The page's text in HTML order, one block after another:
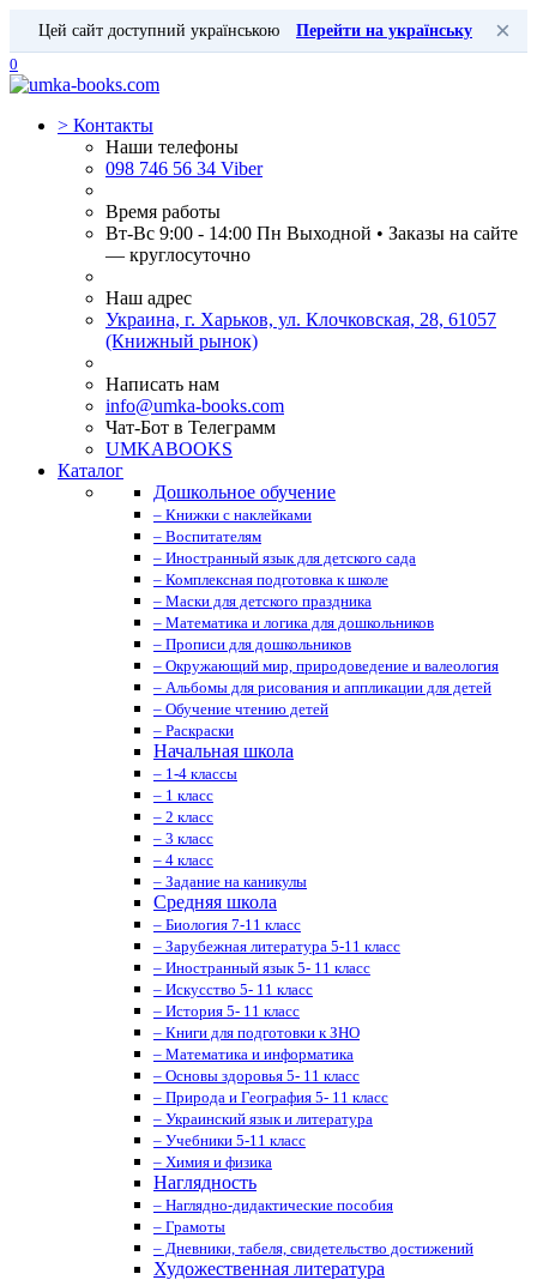
Цей сайт доступний українською Перейти на українську ×
0
> Контакты
Наши телефоны
098 746 56 34 Viber
Время работы
Вт-Вс 9:00 - 14:00 Пн Выходной • Заказы на сайте
— круглосуточно
Наш адрес
Украина, г. Харьков, ул. Клочковская, 28, 61057
(Книжный рынок)
Написать нам
info@umka-books.com
Чат-Бот в Телеграмм
UMKABOOKS
Каталог
Дошкольное обучение
– Книжки с наклейками
– Воспитателям
– Иностранный язык для детского сада
– Комплексная подготовка к школе
– Маски для детского праздника
– Математика и логика для дошкольников
– Прописи для дошкольников
– Окружающий мир, природоведение и валеология
– Альбомы для рисования и аппликации для детей
– Обучение чтению детей
– Раскраски
Начальная школа
– 1-4 классы
– 1 класс
– 2 класс
– 3 класс
– 4 класс
– Задание на каникулы
Средняя школа
– Биология 7-11 класс
– Зарубежная литература 5-11 класс
– Иностранный язык 5- 11 класс
– Искусство 5- 11 класс
– История 5- 11 класс
– Книги для подготовки к ЗНО
– Математика и информатика
– Основы здоровья 5- 11 класс
– Природа и География 5- 11 класс
– Украинский язык и литература
– Учебники 5-11 класс
– Химия и физика
Наглядность
– Наглядно-дидактические пособия
– Грамоты
– Дневники, табеля, свидетельство достижений
Художественная литература